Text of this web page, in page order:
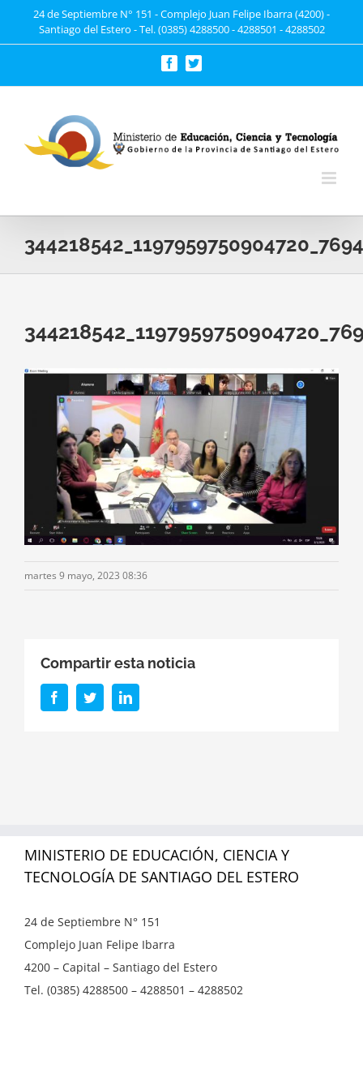
24 de Septiembre N° 151 - Complejo Juan Felipe Ibarra (4200) -
Santiago del Estero - Tel. (0385) 4288500 - 4288501 - 4288502
FacebookTwitter
martes 9 mayo, 2023 08:36
Compartir esta noticia
FacebookTwitterLinkedIn
MINISTERIO DE EDUCACIÓN, CIENCIA Y
TECNOLOGÍA DE SANTIAGO DEL ESTERO
24 de Septiembre N° 151
Complejo Juan Felipe Ibarra
4200 – Capital – Santiago del Estero
Tel. (0385) 4288500 – 4288501 – 4288502